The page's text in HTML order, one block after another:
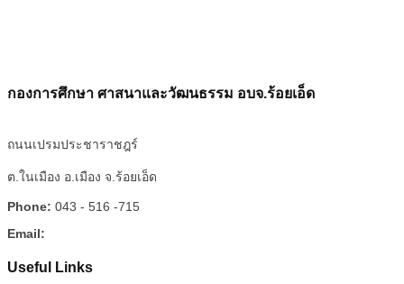
กองการศึกษา ศาสนาและวัฒนธรรม อบจ.ร้อยเอ็ด
ถนนเปรมประชาราชฎร์
ต.ในเมือง อ.เมือง จ.ร้อยเอ็ด
Phone: 043 - 516 -715
Email:
Useful Links